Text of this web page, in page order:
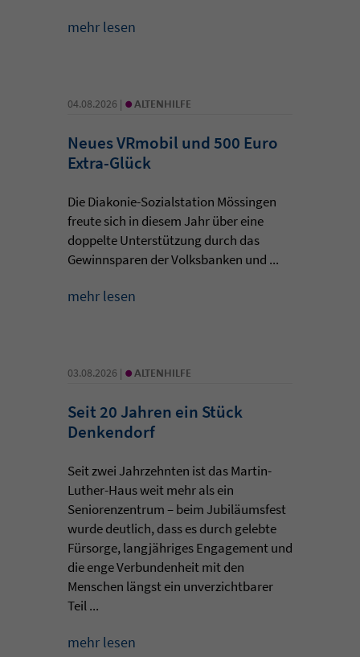
mehr lesen
04.08.2026 | • ALTENHILFE
Neues VRmobil und 500 Euro
Extra-Glück
Die Diakonie-Sozialstation Mössingen
freute sich in diesem Jahr über eine
doppelte Unterstützung durch das
Gewinnsparen der Volksbanken und ...
mehr lesen
03.08.2026 | • ALTENHILFE
Seit 20 Jahren ein Stück
Denkendorf
Seit zwei Jahrzehnten ist das Martin-
Luther-Haus weit mehr als ein
Seniorenzentrum – beim Jubiläumsfest
wurde deutlich, dass es durch gelebte
Fürsorge, langjähriges Engagement und
die enge Verbundenheit mit den
Menschen längst ein unverzichtbarer
Teil ...
mehr lesen